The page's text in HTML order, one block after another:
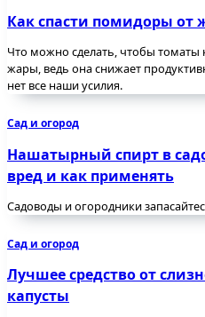
Как спасти помидоры от
Что можно сделать, чтобы
жары, ведь она снижает
нет все наши усилия.
Сад и огород
Нашатырный спирт в
вред и как применять
Садоводы и огородники
Сад и огород
Лучшее средство от
капусты